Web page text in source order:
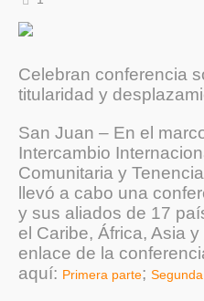
Celebran conferencia
titularidad y
San Juan – En el
Intercambio
Comunitaria y
llevó a cabo una
y sus aliados de 17
el Caribe, África, Asia
enlace de la
aquí: Primera parte;